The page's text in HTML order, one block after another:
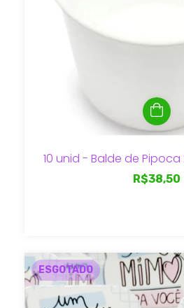
10 unid - Balde de Pipoca
R$38,50
ESGOTADO